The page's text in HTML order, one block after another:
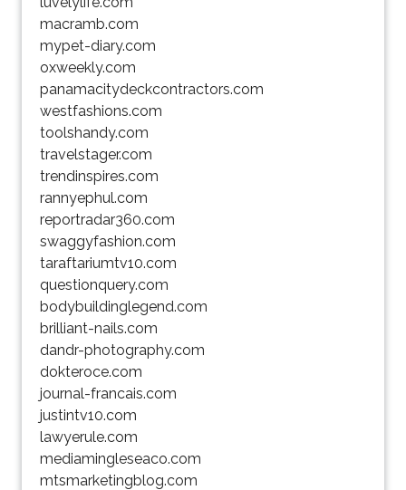
macramb.com
mypet-diary.com
oxweekly.com
panamacitydeckcontractors.com
westfashions.com
toolshandy.com
travelstager.com
trendinspires.com
rannyephul.com
reportradar360.com
swaggyfashion.com
taraftariumtv10.com
questionquery.com
bodybuildinglegend.com
brilliant-nails.com
dandr-photography.com
dokteroce.com
journal-francais.com
justintv10.com
lawyerule.com
mediamingleseaco.com
mtsmarketingblog.com